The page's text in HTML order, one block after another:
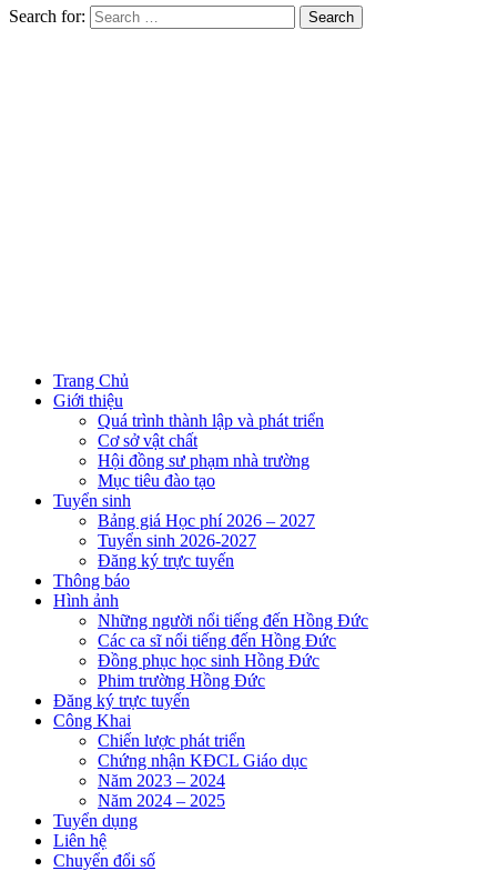
Search for: Search
Trang Chủ
Giới thiệu
Quá trình thành lập và phát triển
Cơ sở vật chất
Hội đồng sư phạm nhà trường
Mục tiêu đào tạo
Tuyển sinh
Bảng giá Học phí 2026 – 2027
Tuyển sinh 2026-2027
Đăng ký trực tuyến
Thông báo
Hình ảnh
Những người nổi tiếng đến Hồng Đức
Các ca sĩ nổi tiếng đến Hồng Đức
Đồng phục học sinh Hồng Đức
Phim trường Hồng Đức
Đăng ký trực tuyến
Công Khai
Chiến lược phát triển
Chứng nhận KĐCL Giáo dục
Năm 2023 – 2024
Năm 2024 – 2025
Tuyển dụng
Liên hệ
Chuyển đổi số